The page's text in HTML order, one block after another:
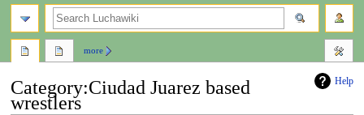
Help
Category:Ciudad Juarez based
wrestlers
more
search